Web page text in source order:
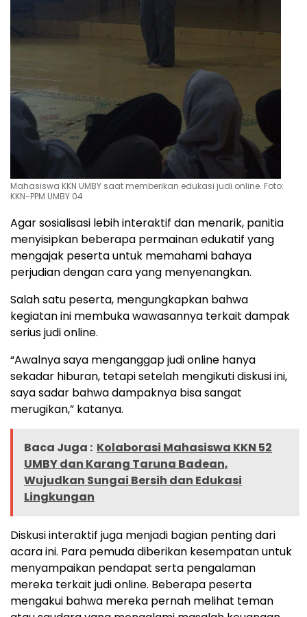
Mahasiswa KKN UMBY saat memberikan edukasi judi online. Foto:
KKN-PPM UMBY 04
Agar sosialisasi lebih interaktif dan menarik, panitia
menyisipkan beberapa permainan edukatif yang
mengajak peserta untuk memahami bahaya
perjudian dengan cara yang menyenangkan.
Salah satu peserta, mengungkapkan bahwa
kegiatan ini membuka wawasannya terkait dampak
serius judi online.
“Awalnya saya menganggap judi online hanya
sekadar hiburan, tetapi setelah mengikuti diskusi ini,
saya sadar bahwa dampaknya bisa sangat
merugikan,” katanya.
Baca Juga : Kolaborasi Mahasiswa KKN 52
UMBY dan Karang Taruna Badean,
Wujudkan Sungai Bersih dan Edukasi
Lingkungan
Diskusi interaktif juga menjadi bagian penting dari
acara ini. Para pemuda diberikan kesempatan untuk
menyampaikan pendapat serta pengalaman
mereka terkait judi online. Beberapa peserta
mengakui bahwa mereka pernah melihat teman